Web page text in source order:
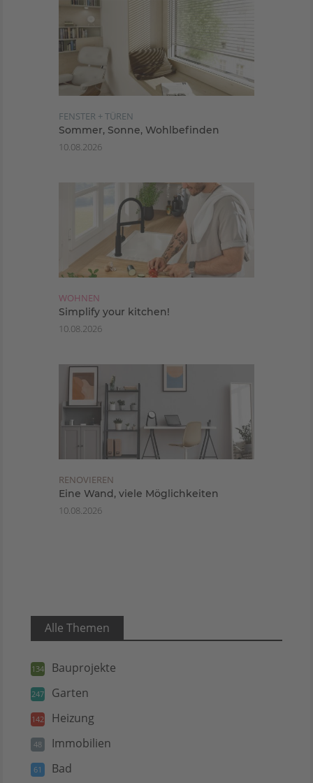
FENSTER + TÜREN
Sommer, Sonne, Wohlbefinden
10.08.2026
WOHNEN
Simplify your kitchen!
10.08.2026
RENOVIEREN
Eine Wand, viele Möglichkeiten
10.08.2026
Alle Themen
134 Bauprojekte
247 Garten
142 Heizung
48 Immobilien
61 Bad